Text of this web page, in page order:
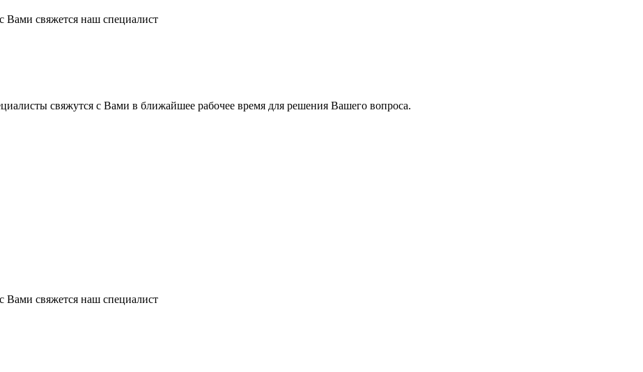
свяжется наш специалист
свяжутся с Вами в ближайшее рабочее время для решения Вашего вопроса.
свяжется наш специалист